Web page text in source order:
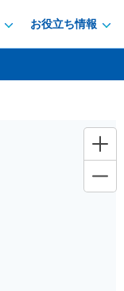
お役立ち情報